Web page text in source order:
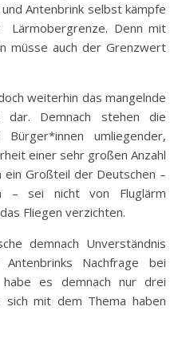
Antenbrink selbst kämpfe
Denn mit
müsse auch der Grenzwert
weiterhin das mangelnde
dar. Demnach stehen die
umliegender,
einer sehr großen Anzahl
ein Großteil der Deutschen –
– sei nicht von Fluglärm
Fliegen verzichten.
demnach Unverständnis
Nachfrage bei
habe es demnach nur drei
mit dem Thema haben